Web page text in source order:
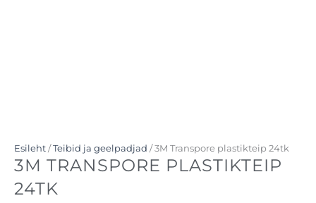
Esileht /Teibid ja geelpadjad / 3M Transpore plastikteip 24tk
3M TRANSPORE PLASTIKTEIP
24TK